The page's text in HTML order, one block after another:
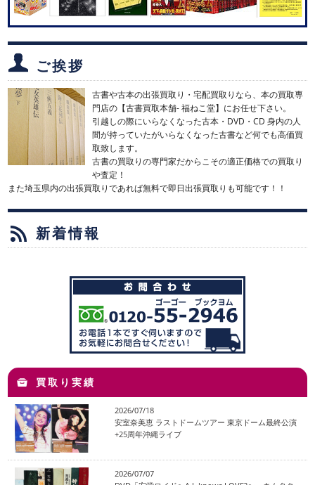
ご挨拶
古書や古本の出張買取り・宅配買取りなら、本の買取専
門店の【古書買取本舗- 福ねこ堂】にお任せ下さい。
引越しの際にいらなくなった古本・DVD・CD 身内の人
間が持っていたがいらなくなった古書など何でも高価買
取致します。
古書の買取りの専門家だからこその適正価格での買取り
や査定！
また埼玉県内の出張買取りであれば無料で即日出張買取りも可能です！！
新着情報
買取り実績
2026/07/18
安室奈美恵 ラストドームツアー 東京ドーム最終公演
+25周年沖縄ライブ
2026/07/07